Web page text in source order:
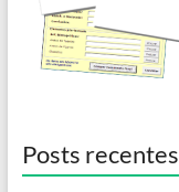
Posts recentes